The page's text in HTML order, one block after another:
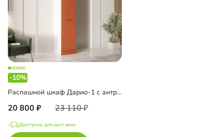
-10%
Распашной шкаф Дарио-1 с антресолью
20 800 23 110
Доступно для доставки